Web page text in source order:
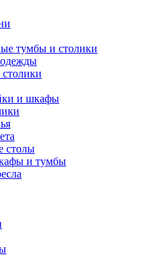
тумбы и столики
и шкафы
столы
и тумбы